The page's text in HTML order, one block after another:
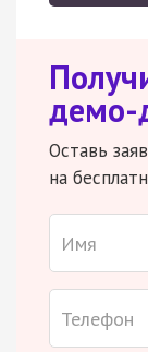
демо-
Оставь
на